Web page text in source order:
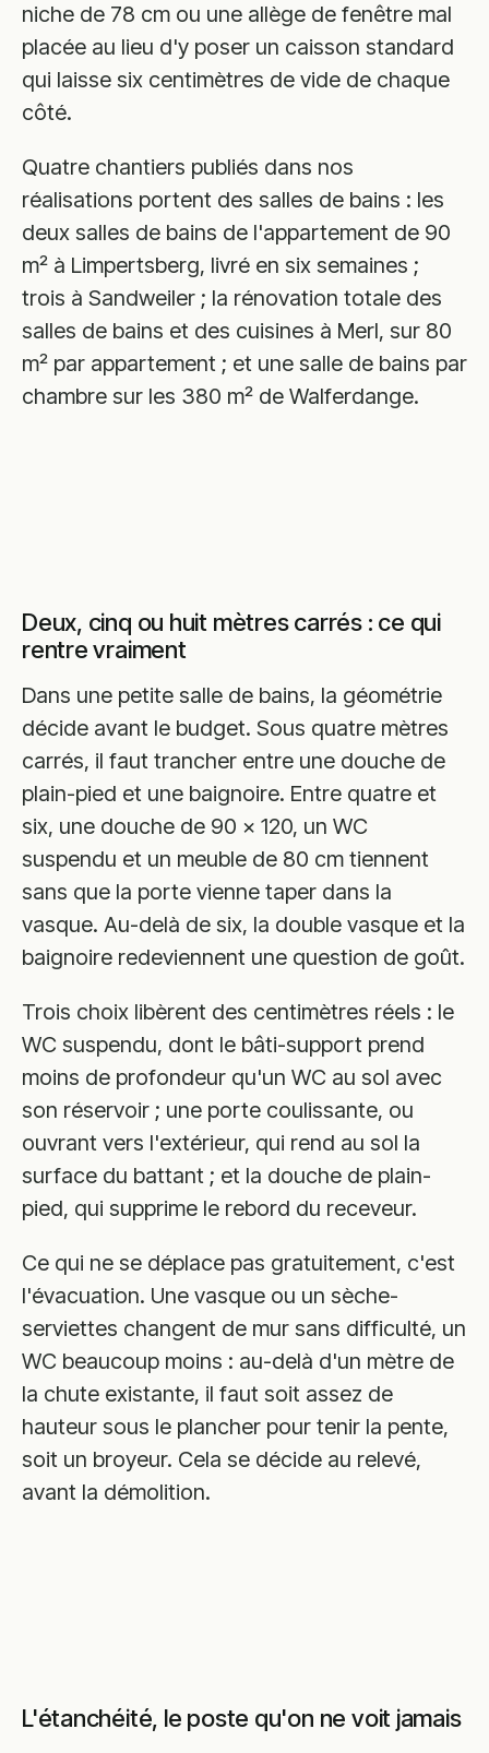
niche de 78 cm ou une allège de fenêtre mal
placée au lieu d'y poser un caisson standard
qui laisse six centimètres de vide de chaque
côté.
Quatre chantiers publiés dans nos
réalisations portent des salles de bains : les
deux salles de bains de l'appartement de 90
m² à Limpertsberg, livré en six semaines ;
trois à Sandweiler ; la rénovation totale des
salles de bains et des cuisines à Merl, sur 80
m² par appartement ; et une salle de bains par
chambre sur les 380 m² de Walferdange.
Deux, cinq ou huit mètres carrés : ce qui
rentre vraiment
Dans une petite salle de bains, la géométrie
décide avant le budget. Sous quatre mètres
carrés, il faut trancher entre une douche de
plain-pied et une baignoire. Entre quatre et
six, une douche de 90 × 120, un WC
suspendu et un meuble de 80 cm tiennent
sans que la porte vienne taper dans la
vasque. Au-delà de six, la double vasque et la
baignoire redeviennent une question de goût.
Trois choix libèrent des centimètres réels : le
WC suspendu, dont le bâti-support prend
moins de profondeur qu'un WC au sol avec
son réservoir ; une porte coulissante, ou
ouvrant vers l'extérieur, qui rend au sol la
surface du battant ; et la douche de plain-
pied, qui supprime le rebord du receveur.
Ce qui ne se déplace pas gratuitement, c'est
l'évacuation. Une vasque ou un sèche-
serviettes changent de mur sans difficulté, un
WC beaucoup moins : au-delà d'un mètre de
la chute existante, il faut soit assez de
hauteur sous le plancher pour tenir la pente,
soit un broyeur. Cela se décide au relevé,
avant la démolition.
L'étanchéité, le poste qu'on ne voit jamais